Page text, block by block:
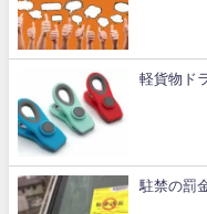
軽貨物ド
駐禁の罰